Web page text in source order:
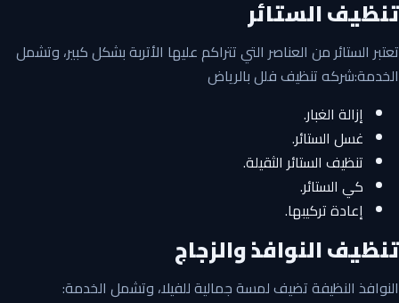
تنظيف الستائر
تعتبر الستائر من العناصر التي تتراكم عليها الأتربة بشكل كبير، وتشمل
الخدمة:شركه تنظيف فلل بالرياض
إزالة الغبار.
غسل الستائر.
تنظيف الستائر الثقيلة.
كي الستائر.
إعادة تركيبها.
تنظيف النوافذ والزجاج
النوافذ النظيفة تضيف لمسة جمالية للفيلا، وتشمل الخدمة: